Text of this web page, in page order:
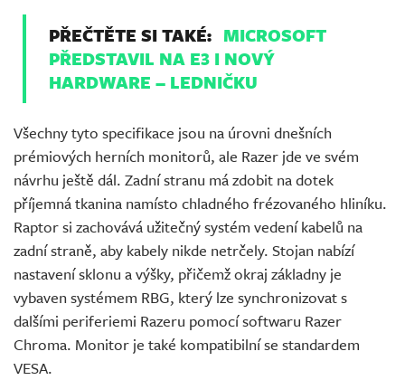
PŘEČTĚTE SI TAKÉ: MICROSOFT
PŘEDSTAVIL NA E3 I NOVÝ
HARDWARE – LEDNIČKU
Všechny tyto specifikace jsou na úrovni dnešních
prémiových herních monitorů, ale Razer jde ve svém
návrhu ještě dál. Zadní stranu má zdobit na dotek
příjemná tkanina namísto chladného frézovaného hliníku.
Raptor si zachovává užitečný systém vedení kabelů na
zadní straně, aby kabely nikde netrčely. Stojan nabízí
nastavení sklonu a výšky, přičemž okraj základny je
vybaven systémem RBG, který lze synchronizovat s
dalšími periferiemi Razeru pomocí softwaru Razer
Chroma. Monitor je také kompatibilní se standardem
VESA.